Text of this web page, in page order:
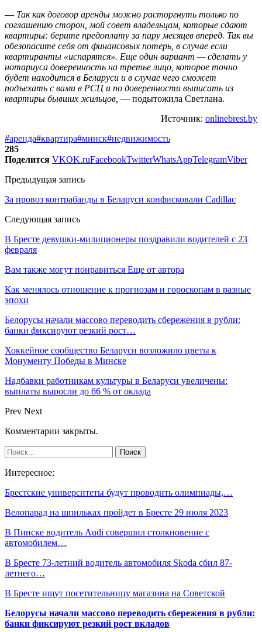
— Так как договор аренды можно расторгнуть только по
соглашению сторон, мой совет владельцам, которые сдают
квартиры: берите предоплату за пару месяцев вперед. Так вы
обезопасите себя от финансовых потерь, в случае если
квартиранты «испарятся». Еще один вариант — сделать у
нотариуса доверенность на третье лицо, которое точно
будет находится в Беларуси и в случае чего сможет
подъехать с вами в РСЦ и по доверенности выписать из
квартиры бывших жильцов, — подытожила Светлана.
Источник: onlinebrest.by
#аренда#квартира#минск#недвижимость
285
Поделится VKOK.ruFacebookTwitterWhatsAppTelegramViber
Предыдущая запись
За провоз контрабанды в Беларуси конфисковали Cadillac
Следующая запись
В Бресте девушки-милиционеры поздравили водителей с 23
февраля
Вам также могут понравиться Еще от автора
Как менялось отношение к прогнозам и гороскопам в разные
эпохи
Белорусы начали массово переводить сбережения в рубли:
банки фиксируют резкий рост…
Хоккейное сообщество Беларуси возложило цветы к
Монументу Победы в Минске
Надбавки работникам культуры в Беларуси увеличены:
выплаты выросли до 66 % от оклада
Prev Next
Комментарии закрыты.
Интересное:
Брестские университеты будут проводить олимпиады,…
Велопарад на шпильках пройдет в Бресте 29 июля 2023
В Пинске водитель Audi совершил столкновение с
автомобилем…
В Бресте 73-летний водитель автомобиля Skoda сбил 87-
летнего…
В Бресте ищут посетительницу магазина на Советской
Белорусы начали массово переводить сбережения в рубли:
банки фиксируют резкий рост вкладов